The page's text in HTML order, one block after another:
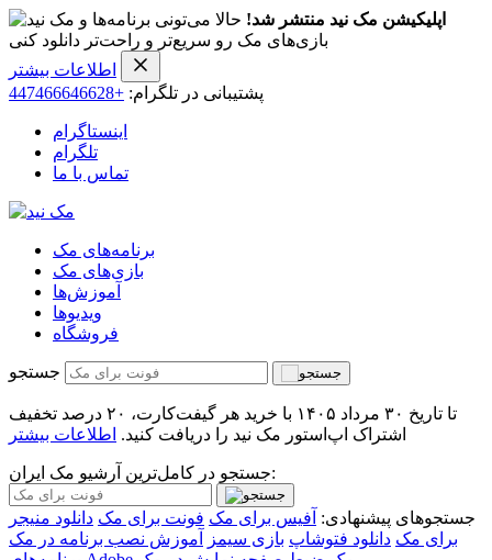
اپلیکیشن مک نید منتشر شد! حالا می‌تونی برنامه‌ها و
بازی‌های مک رو سریع‌تر و راحت‌تر دانلود کنی
اطلاعات بیشتر
پشتیبانی در تلگرام: +447466646628
اینستاگرام
تلگرام
تماس با ما
برنامه‌های مک
بازی‌های مک
آموزش‌ها
ویدیو‌ها
فروشگاه
جستجو
تا تاریخ ۳۰ مرداد ۱۴۰۵ با خرید هر گیفت‌کارت، ۲۰ درصد تخفیف
اشتراک اپ‌استور مک نید را دریافت کنید. اطلاعات بیشتر
جستجو در کامل‌ترین آرشیو مک ایران:
جستجوهای پیشنهادی: آفیس برای مک فونت برای مک دانلود منیجر
برای مک دانلود فتوشاپ بازی سیمز
آموزش نصب برنامه در مک